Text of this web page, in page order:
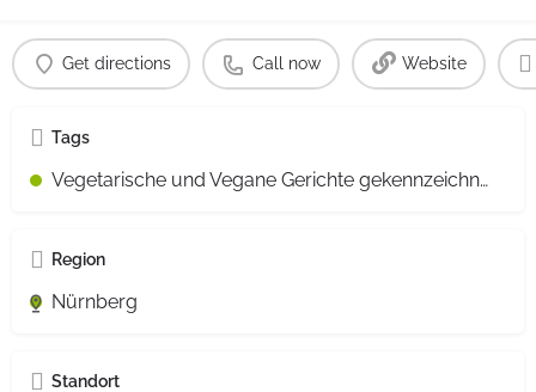
Get directions Call now Website
Tags
Vegetarische und Vegane Gerichte gekennzeichnet
Region
Nürnberg
Standort